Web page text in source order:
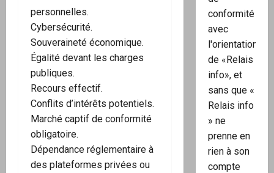
personnelles.
Cybersécurité.
Souveraineté économique.
Égalité devant les charges
publiques.
Recours effectif.
Conflits d’intérêts potentiels.
Marché captif de conformité
obligatoire.
Dépendance réglementaire à
des plateformes privées ou
conformité
avec
l'orientation
de «Relais
info», et
sans que «
Relais info
» ne
prenne en
rien à son
compte